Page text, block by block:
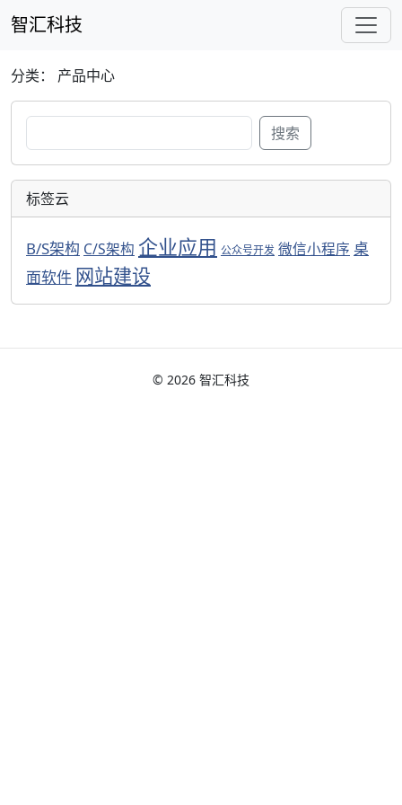
智汇科技
分类： 产品中心
索：
搜索
标签云
B/S架构 C/S架构 企业应用 公众号开发 微信小程序 桌
面软件 网站建设
© 2026 智汇科技